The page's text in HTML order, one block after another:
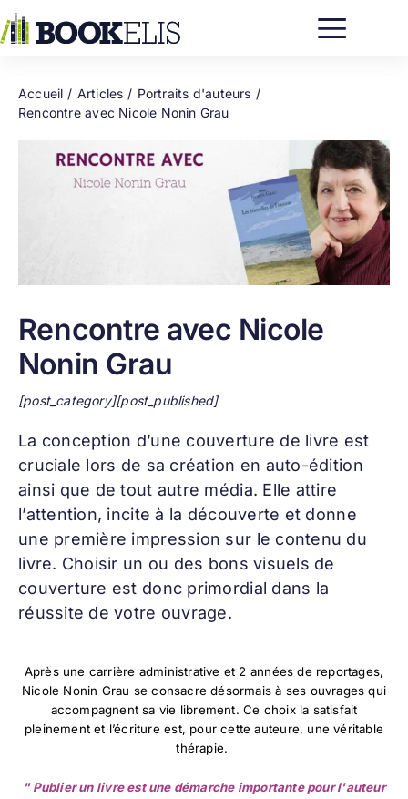
au
contenu
Accueil Articles
Portraits d'auteurs
Rencontre avec Nicole Nonin Grau
Rencontre avec Nicole
Nonin Grau
[post_category][post_published]
La conception d’une couverture de livre est
cruciale lors de sa création en auto-édition
ainsi que de tout autre média. Elle attire
l’attention, incite à la découverte et donne
une première impression sur le contenu du
livre. Choisir un ou des bons visuels de
couverture est donc primordial dans la
réussite de votre ouvrage.
Après une carrière administrative et 2 années de reportages,
Nicole Nonin Grau se consacre désormais à ses ouvrages qui
accompagnent sa vie librement. Ce choix la satisfait
pleinement et l’écriture est, pour cette auteure, une véritable
thérapie.
" Publier un livre est une démarche importante pour l'auteur